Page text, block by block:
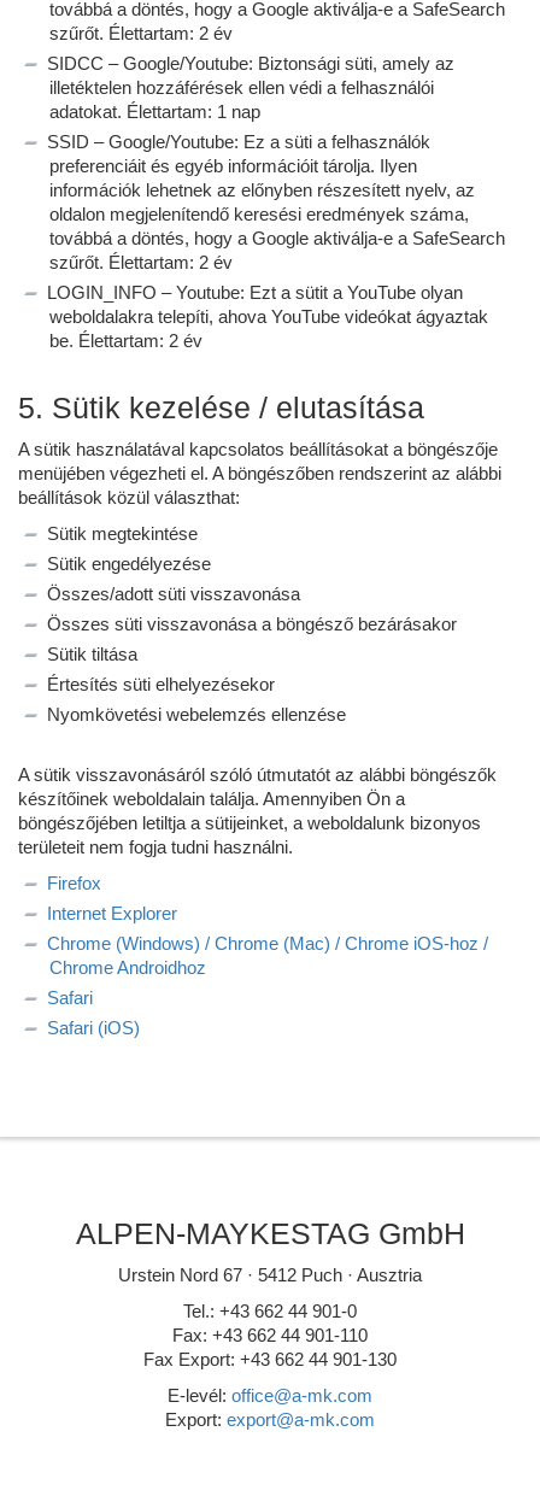
továbbá a döntés, hogy a Google aktiválja-e a SafeSearch
szűrőt. Élettartam: 2 év
SIDCC – Google/Youtube: Biztonsági süti, amely az
illetéktelen hozzáférések ellen védi a felhasználói
adatokat. Élettartam: 1 nap
SSID – Google/Youtube: Ez a süti a felhasználók
preferenciáit és egyéb információit tárolja. Ilyen
információk lehetnek az előnyben részesített nyelv, az
oldalon megjelenítendő keresési eredmények száma,
továbbá a döntés, hogy a Google aktiválja-e a SafeSearch
szűrőt. Élettartam: 2 év
LOGIN_INFO – Youtube: Ezt a sütit a YouTube olyan
weboldalakra telepíti, ahova YouTube videókat ágyaztak
be. Élettartam: 2 év
5. Sütik kezelése / elutasítása
A sütik használatával kapcsolatos beállításokat a böngészője
menüjében végezheti el. A böngészőben rendszerint az alábbi
beállítások közül választhat:
Sütik megtekintése
Sütik engedélyezése
Összes/adott süti visszavonása
Összes süti visszavonása a böngésző bezárásakor
Sütik tiltása
Értesítés süti elhelyezésekor
Nyomkövetési webelemzés ellenzése
A sütik visszavonásáról szóló útmutatót az alábbi böngészők
készítőinek weboldalain találja. Amennyiben Ön a
böngészőjében letiltja a sütijeinket, a weboldalunk bizonyos
területeit nem fogja tudni használni.
Firefox
Internet Explorer
Chrome (Windows) / Chrome (Mac) / Chrome iOS-hoz /
Chrome Androidhoz
Safari
Safari (iOS)
ALPEN-MAYKESTAG GmbH
Urstein Nord 67 · 5412 Puch · Ausztria
Tel.: +43 662 44 901-0
Fax: +43 662 44 901-110
Fax Export: +43 662 44 901-130
E-levél: office@a-mk.com
Export: export@a-mk.com